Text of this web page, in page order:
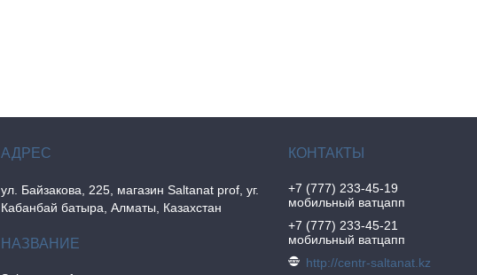
ул. Байзакова, 225, магазин Saltanat prof, уг.
Кабанбай батыра, Алматы, Казахстан
+7 (777) 233-45-19
мобильный ватцапп
+7 (777) 233-45-21
мобильный ватцапп
http://centr-saltanat.kz